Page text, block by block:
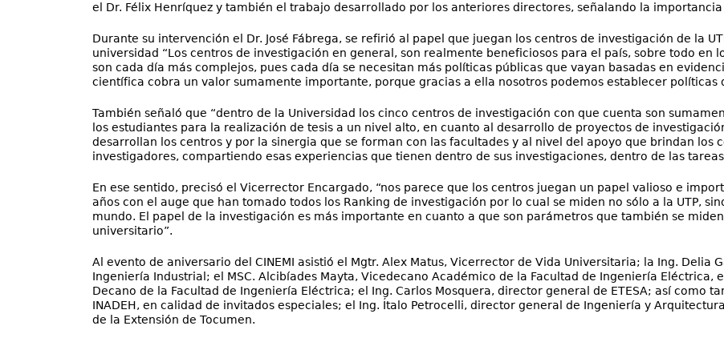
el Dr. Félix Henríquez y también el trabajo desarrollado por los anteriores directores, señalando la
Durante su intervención el Dr. José Fábrega, se refirió al papel que juegan los centros de investigación de la
universidad “Los centros de investigación en general, son realmente beneficiosos para el país, sobre todo en
son cada día más complejos, pues cada día se necesitan más políticas públicas que vayan basadas en
científica cobra un valor sumamente importante, porque gracias a ella nosotros podemos establecer políticas
También señaló que “dentro de la Universidad los cinco centros de investigación con que cuenta son
los estudiantes para la realización de tesis a un nivel alto, en cuanto al desarrollo de proyectos de
desarrollan los centros y por la sinergia que se forman con las facultades y al nivel del apoyo que brindan los
investigadores, compartiendo esas experiencias que tienen dentro de sus investigaciones, dentro de las
En ese sentido, precisó el Vicerrector Encargado, “nos parece que los centros juegan un papel valioso e
años con el auge que han tomado todos los Ranking de investigación por lo cual se miden no sólo a la UTP,
mundo. El papel de la investigación es más importante en cuanto a que son parámetros que también se
universitario”.
Al evento de aniversario del CINEMI asistió el Mgtr. Alex Matus, Vicerrector de Vida Universitaria; la Ing. Delia
Ingeniería Industrial; el MSC. Alcibíades Mayta, Vicedecano Académico de la Facultad de Ingeniería Eléctrica,
Decano de la Facultad de Ingeniería Eléctrica; el Ing. Carlos Mosquera, director general de ETESA; así como
INADEH, en calidad de invitados especiales; el Ing. Ítalo Petrocelli, director general de Ingeniería y
de la Extensión de Tocumen.